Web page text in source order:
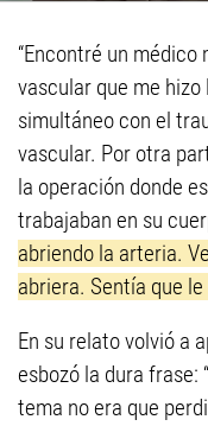
“Encontré un
vascular que me
simultáneo con el
vascular. Por otra
la operación donde
trabajaban en su
abriendo la arteria.
abriera. Sentía que
En su relato volvió a
esbozó la dura frase: “
tema no era que